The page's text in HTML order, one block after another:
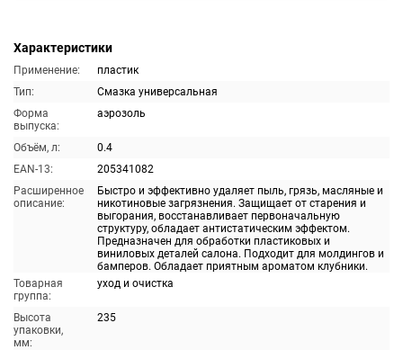
Характеристики
Применение:
пластик
Тип:
Смазка универсальная
Форма
выпуска:
аэрозоль
Объём, л:
0.4
EAN-13:
205341082
Расширенное
описание:
Быстро и эффективно удаляет пыль, грязь, масляные и
никотиновые загрязнения. Защищает от старения и
выгорания, восстанавливает первоначальную
структуру, обладает антистатическим эффектом.
Предназначен для обработки пластиковых и
виниловых деталей салона. Подходит для молдингов и
бамперов. Обладает приятным ароматом клубники.
Товарная
группа:
уход и очистка
Высота
упаковки,
мм:
235